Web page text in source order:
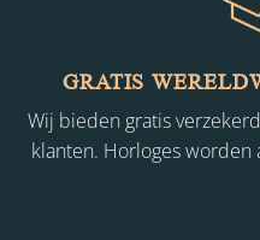
GRATIS
Wij bieden gratis
klanten. Horloges